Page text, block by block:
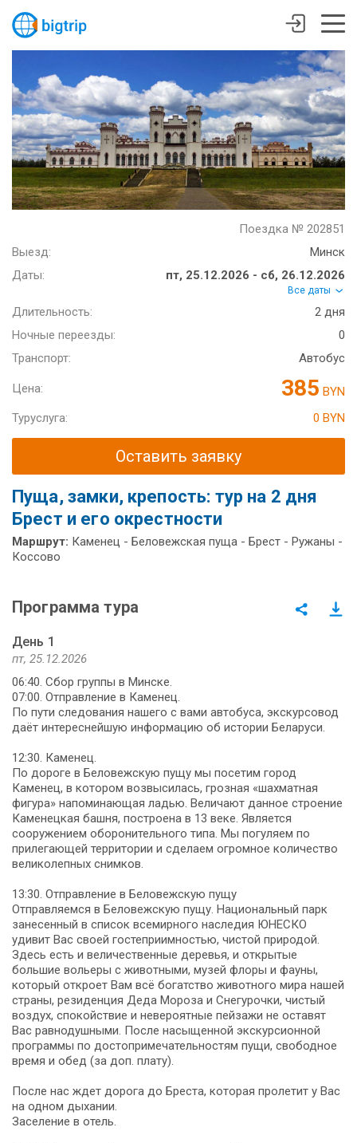
Поездка № 202851
Выезд:
Минск
Даты:
пт, 25.12.2026 - сб, 26.12.2026
Все даты
Длительность:
2 дня
Ночные переезды:
0
Транспорт:
Автобус
Цена: 385 BYN
Туруслуга:
0 BYN
Оставить заявку
Пуща, замки, крепость: тур на 2 дня
Брест и его окрестности
Маршрут: Каменец - Беловежская пуща - Брест - Ружаны -
Коссово
Программа тура
День 1
пт, 25.12.2026
06:40. Сбор группы в Минске.
07:00. Отправление в Каменец.
По пути следования нашего с вами автобуса, экскурсовод
даёт интереснейшую информацию об истории Беларуси.
12:30. Каменец.
По дороге в Беловежскую пущу мы посетим город
Каменец, в котором возвысилась, грозная «шахматная
фигура» напоминающая ладью. Величают данное строение
Каменецкая башня, построена в 13 веке. Является
сооружением оборонительного типа. Мы погуляем по
прилегающей территории и сделаем огромное количество
великолепных снимков.
13:30. Отправление в Беловежскую пущу
Отправляемся в Беловежскую пущу. Национальный парк
занесенный в список всемирного наследия ЮНЕСКО
удивит Вас своей гостеприимностью, чистой природой.
Здесь есть и величественные деревья, и открытые
большие вольеры с животными, музей флоры и фауны,
который откроет Вам всё богатство животного мира нашей
страны, резиденция Деда Мороза и Снегурочки, чистый
воздух, спокойствие и невероятные пейзажи не оставят
Вас равнодушными. После насыщенной экскурсионной
программы по достопримечательностям пущи, свободное
время и обед (за доп. плату).
После нас ждет дорога до Бреста, которая пролетит у Вас
на одном дыхании.
Заселение в отель.